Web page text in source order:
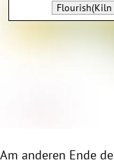
Flourish(Kiln
Am anderen Ende